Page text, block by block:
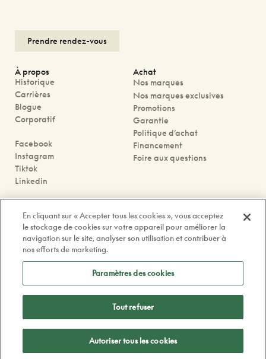
Prendre rendez-vous
À propos
Historique
Carrières
Blogue
Corporatif
Facebook
Instagram
Tiktok
Linkedin
Prendre rendez-vous
Nos boutiques
Contactez-nous
contact@doyle.ca
Achat
Nos marques
Nos marques exclusives
Promotions
Garantie
Politique d’achat
Financement
Foire aux questions
Politique de confidentialité Légal
© 2026 Doyle Optometristes & Opticiens. Tous Droits Réservés.
En cliquant sur « Accepter tous les cookies », vous acceptez
le stockage de cookies sur votre appareil pour améliorer la
navigation sur le site, analyser son utilisation et contribuer à
nos efforts de marketing.
Paramètres des cookies
Tout refuser
Autoriser tous les cookies